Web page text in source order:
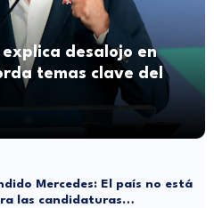
desalojo en
temas clave del
Mercedes: El país no está
las candidaturas